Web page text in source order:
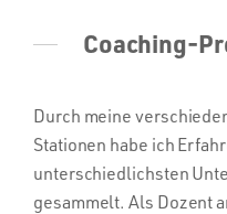
Coaching-
Durch meine
Stationen habe ich
unterschiedlichsten
gesammelt. Als Dozent